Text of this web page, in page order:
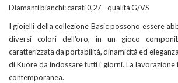
Diamanti bianchi: carati 0,27 – qualità G/VS
I gioielli della collezione Basic possono essere
diversi colori dell'oro, in un gioco
caratterizzata da portabilità, dinamicità ed
di Kuore da indossare tutti i giorni. La
contemporanea.